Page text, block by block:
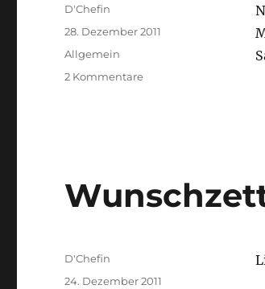
Autor
D'Chefin
Veröffentlicht
am
28. Dezember 2011
Kategorien
Allgemein
2 Kommentarezu
Autor
D'Chefin
Veröffentlicht
24. Dezember 2011